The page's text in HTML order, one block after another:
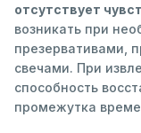
отсутствует
возникать при
презервативами,
свечами. При
способность
промежутка